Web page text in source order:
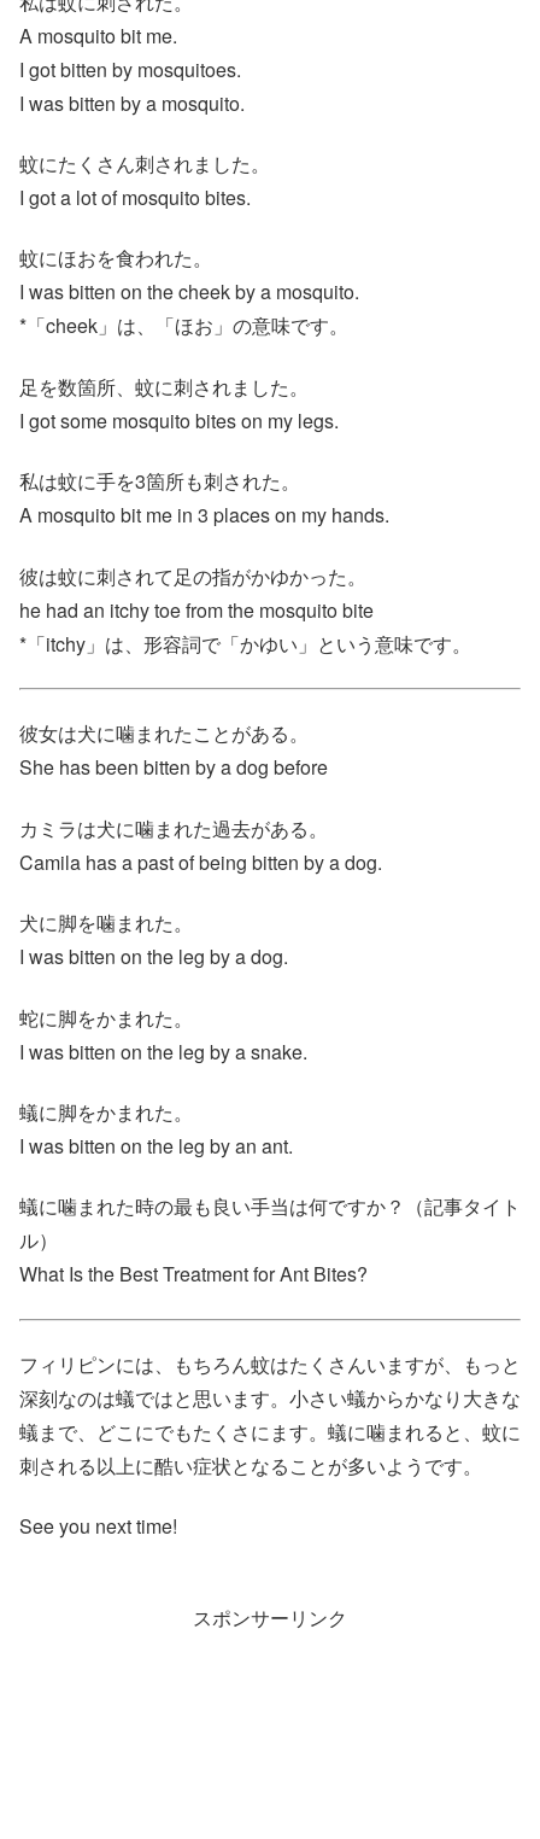
A mosquito bit me.
I got bitten by mosquitoes.
I was bitten by a mosquito.
蚊にたくさん刺されました。
I got a lot of mosquito bites.
蚊にほおを食われた。
I was bitten on the cheek by a mosquito.
*「cheek」は、「ほお」の意味です。
足を数箇所、蚊に刺されました。
I got some mosquito bites on my legs.
私は蚊に手を3箇所も刺された。
A mosquito bit me in 3 places on my hands.
彼は蚊に刺されて足の指がかゆかった。
he had an itchy toe from the mosquito bite
*「itchy」は、形容詞で「かゆい」という意味です。
彼女は犬に噛まれたことがある。
She has been bitten by a dog before
カミラは犬に噛まれた過去がある。
Camila has a past of being bitten by a dog.
犬に脚を噛まれた。
I was bitten on the leg by a dog.
蛇に脚をかまれた。
I was bitten on the leg by a snake.
蟻に脚をかまれた。
I was bitten on the leg by an ant.
蟻に噛まれた時の最も良い手当は何ですか？（記事タイト
ル）
What Is the Best Treatment for Ant Bites?
フィリピンには、もちろん蚊はたくさんいますが、もっと
深刻なのは蟻ではと思います。小さい蟻からかなり大きな
蟻まで、どこにでもたくさにます。蟻に噛まれると、蚊に
刺される以上に酷い症状となることが多いようです。
See you next time!
スポンサーリンク